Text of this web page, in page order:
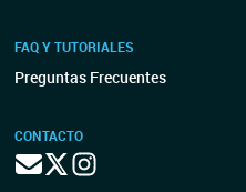
FAQ Y TUTORIALES
Preguntas Frecuentes
CONTACTO